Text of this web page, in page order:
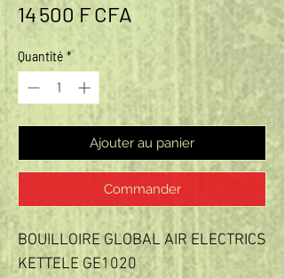
14 500 F CFA Prix
Quantité *
Ajouter au panier
Commander
BOUILLOIRE GLOBAL AIR ELECTRICS
KETTELE GE1020